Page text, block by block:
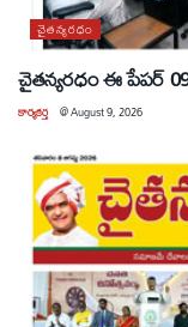
చైతన్యరధం
చైతన్యరధం ఈ పేపర్
కార్యకర్త @August 9, 2026